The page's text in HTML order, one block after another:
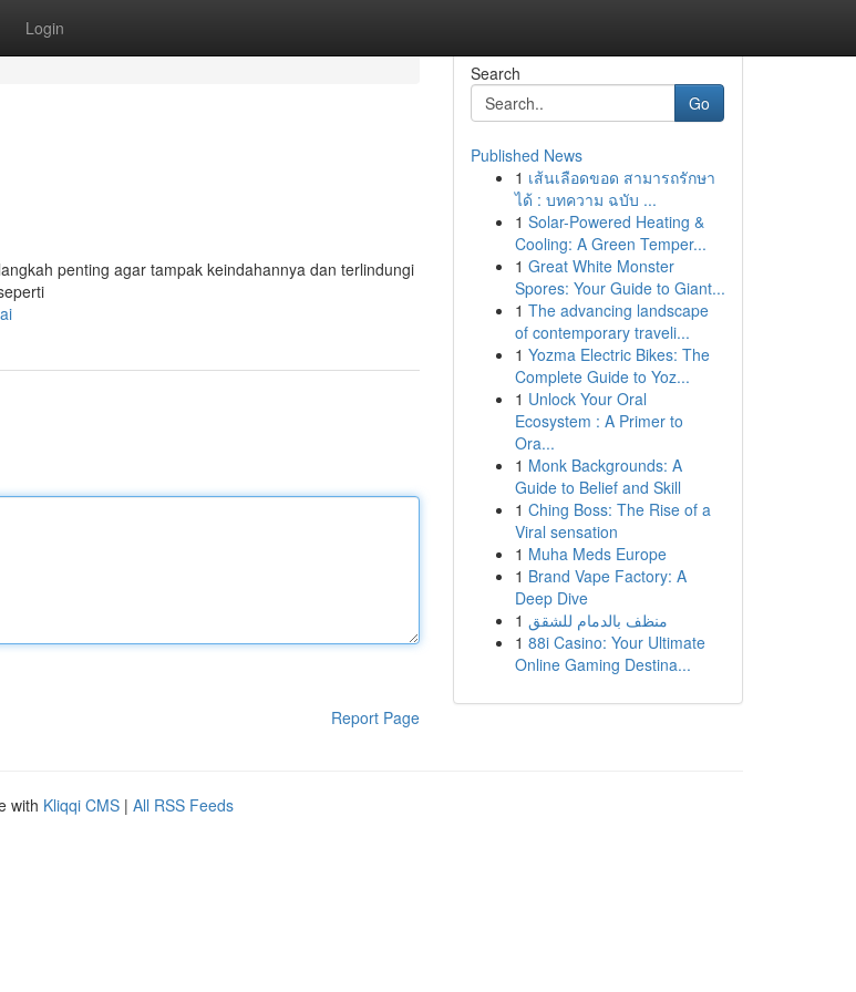
Login
penting agar tampak keindahannya dan terlindungi
Report Page
Search
Go
Published News
1 เส้นเลือดขอด สามารถรักษา
ได้ : บทความ ฉบับ ...
1 Solar-Powered Heating &
Cooling: A Green Temper...
1 Great White Monster
Spores: Your Guide to Giant...
1 The advancing landscape
of contemporary traveli...
1 Yozma Electric Bikes: The
Complete Guide to Yoz...
1 Unlock Your Oral
Ecosystem : A Primer to
Ora...
1 Monk Backgrounds: A
Guide to Belief and Skill
1 Ching Boss: The Rise of a
Viral sensation
1 Muha Meds Europe
1 Brand Vape Factory: A
Deep Dive
1 منظف بالدمام للشقق
1 88i Casino: Your Ultimate
Online Gaming Destina...
with Kliqqi CMS | All RSS Feeds